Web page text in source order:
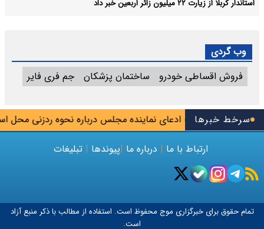
سرخط خبرهاتکذیب ادعای نماینده مجلس درباره نحوه ردزنی محل تیم
استاندار کربلا از زیارت ۲۲ میلیون زائر اربعین خبر داد
وب گردی
فروش اقساطی خودرو
ساختمان پزشکان جم فری فایر
ارتباط با ما | درباره ما |پیوندها | تبلیغات
تمام حقوق برای خبرگزاری موج محفوظ است. استفاده از مطالب با ذکر منبع آزاد
است.